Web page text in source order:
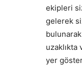
ekipleri
gelerek
uzaklıkta
yer